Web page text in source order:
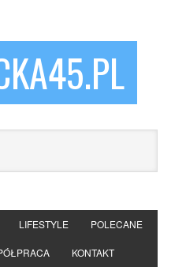
LIFESTYLE POLECANE
KONTAKT